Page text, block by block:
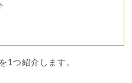
1つ紹介します。